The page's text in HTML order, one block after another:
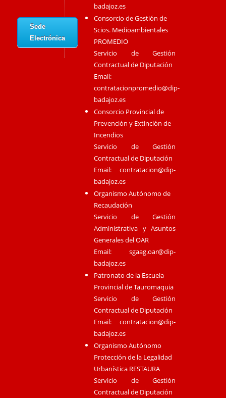
Sede
Electrónica
badajoz.es
Consorcio de Gestión de
Scios. Medioambientales
PROMEDIO
Servicio de Gestión
Contractual de Diputación
Email:
contratacionpromedio@dip-
badajoz.es
Consorcio Provincial de
Prevención y Extinción de
Incendios
Servicio de Gestión
Contractual de Diputación
Email:contratacion@dip-
badajoz.es
Organismo Autónomo de
Recaudación
Servicio de Gestión
Administrativa y Asuntos
Generales del OAR
Email:sgaag.oar@dip-
badajoz.es
Patronato de la Escuela
Provincial de Tauromaquia
Servicio de Gestión
Contractual de Diputación
Email:contratacion@dip-
badajoz.es
Organismo Autónomo
Protección de la Legalidad
Urbanística RESTAURA
Servicio de Gestión
Contractual de Diputación